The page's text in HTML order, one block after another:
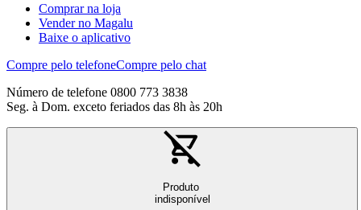
Comprar na loja
Vender no Magalu
Baixe o aplicativo
Compre pelo telefoneCompre pelo chat
Número de telefone 0800 773 3838
Seg. à Dom. exceto feriados das 8h às 20h
Produto
indisponível